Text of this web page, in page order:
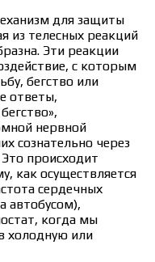
для защиты
из телесных реакций
Эти реакции
с которым
бегство или
ответы,
нервной
сознательно через
происходит
как осуществляется
сердечных
автобусом),
когда мы
холодную или